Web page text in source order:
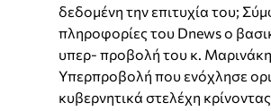
δεδομένη την επιτυχία του;
πληροφορίες του Dnews ο
υπερ- προβολή του κ.
Υπερπροβολή που ενόχλησε
κυβερνητικά στελέχη